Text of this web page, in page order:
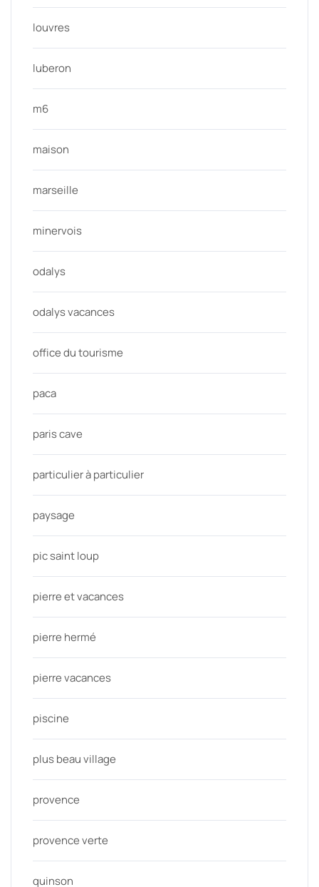
louvres
luberon
m6
maison
marseille
minervois
odalys
odalys vacances
office du tourisme
paca
paris cave
particulier à particulier
paysage
pic saint loup
pierre et vacances
pierre hermé
pierre vacances
piscine
plus beau village
provence
provence verte
quinson